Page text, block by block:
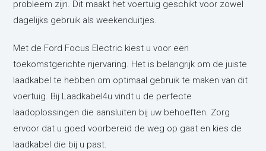
probleem zijn. Dit maakt het voertuig geschikt voor zowel
dagelijks gebruik als weekenduitjes.
Met de Ford Focus Electric kiest u voor een
toekomstgerichte rijervaring. Het is belangrijk om de juiste
laadkabel te hebben om optimaal gebruik te maken van dit
voertuig. Bij Laadkabel4u vindt u de perfecte
laadoplossingen die aansluiten bij uw behoeften. Zorg
ervoor dat u goed voorbereid de weg op gaat en kies de
laadkabel die bij u past.